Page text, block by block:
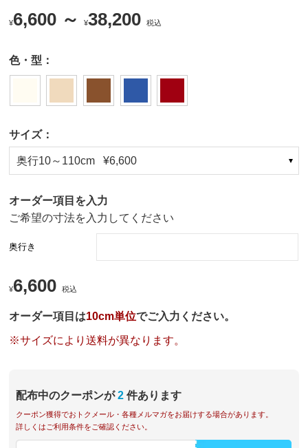
¥6,600 ～¥38,200 税込
色・型：
サイズ：
奥行10～110cm ¥6,600
オーダー項目を入力
ご希望の寸法を入力してください
奥行き
¥6,600 税込
オーダー項目は10cm単位でご入力ください。
※サイズにより送料が異なります。
配布中のクーポンが 2 件あります
クーポン獲得でおトクメール・各種メルマガをお届けする場合があります。
詳しくはご利用条件をご確認ください。